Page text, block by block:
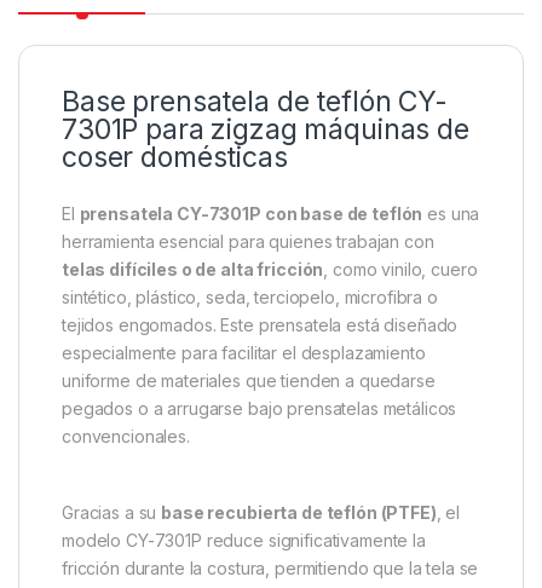
Base prensatela de teflón CY-
7301P para zigzag máquinas de
coser domésticas
El prensatela CY-7301P con base de teflón es una
herramienta esencial para quienes trabajan con
telas difíciles o de alta fricción , como vinilo, cuero
sintético, plástico, seda, terciopelo, microfibra o
tejidos engomados. Este prensatela está diseñado
especialmente para facilitar el desplazamiento
uniforme de materiales que tienden a quedarse
pegados o a arrugarse bajo prensatelas metálicos
convencionales.
Gracias a su base recubierta de teflón (PTFE) , el
modelo CY-7301P reduce significativamente la
fricción durante la costura, permitiendo que la tela se